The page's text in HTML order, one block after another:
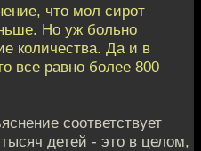
что мол сирот
Но уж больно
количества. Да и в
все равно более 800
соответствует
детей - это в целом,